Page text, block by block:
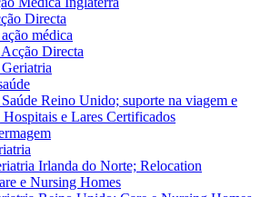
Directa
médica
Directa
Reino Unido; suporte na viagem e
Hospitais e Lares Certificados
Irlanda do Norte; Relocation
e Nursing Homes